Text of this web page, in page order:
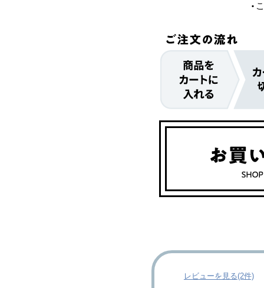
レビューを見る(2件)